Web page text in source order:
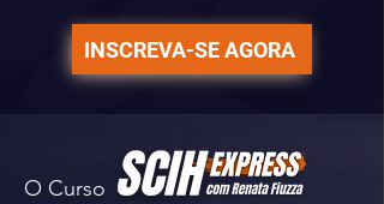
INSCREVA-SE AGORA
O Curso